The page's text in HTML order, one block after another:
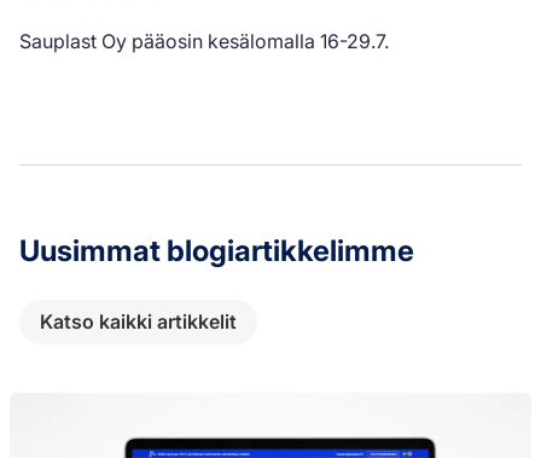
Sauplast Oy pääosin kesälomalla 16-29.7.
Uusimmat blogiartikkelimme
Katso kaikki artikkelit